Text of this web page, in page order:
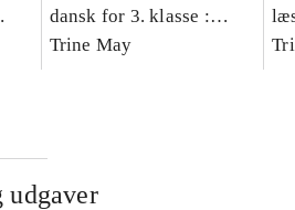
dansk for 3. klasse :
grundbog -- Arbejdsbog.
Trine May
-
udgaver